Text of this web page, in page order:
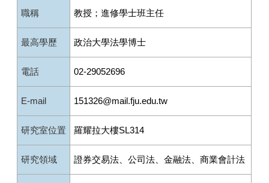
職稱 教授；進修學士班主任
最高學歷 政治大學法學博士
電話 02-29052696
E-mail 151326@mail.fju.edu.tw
研究室位置 羅耀拉大樓SL314
研究領域 證券交易法、公司法、金融法、商業會計法